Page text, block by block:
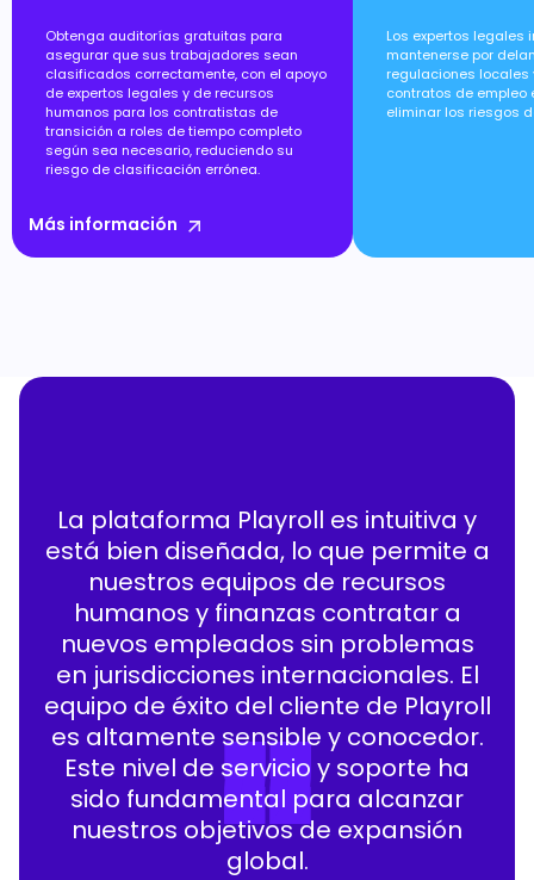
Obtenga auditorías gratuitas para
asegurar que sus trabajadores sean
clasificados correctamente, con el apoyo
de expertos legales y de recursos
humanos para los contratistas de
transición a roles de tiempo completo
según sea necesario, reduciendo su
riesgo de clasificación errónea.
Más información
Los expertos legales
mantenerse por
regulaciones locales
contratos de empleo
eliminar los riesgos
La plataforma Playroll es intuitiva y
está bien diseñada, lo que permite a
nuestros equipos de recursos
humanos y finanzas contratar a
nuevos empleados sin problemas
en jurisdicciones internacionales. El
equipo de éxito del cliente de Playroll
es altamente sensible y conocedor.
Este nivel de servicio y soporte ha
sido fundamental para alcanzar
nuestros objetivos de expansión
global.